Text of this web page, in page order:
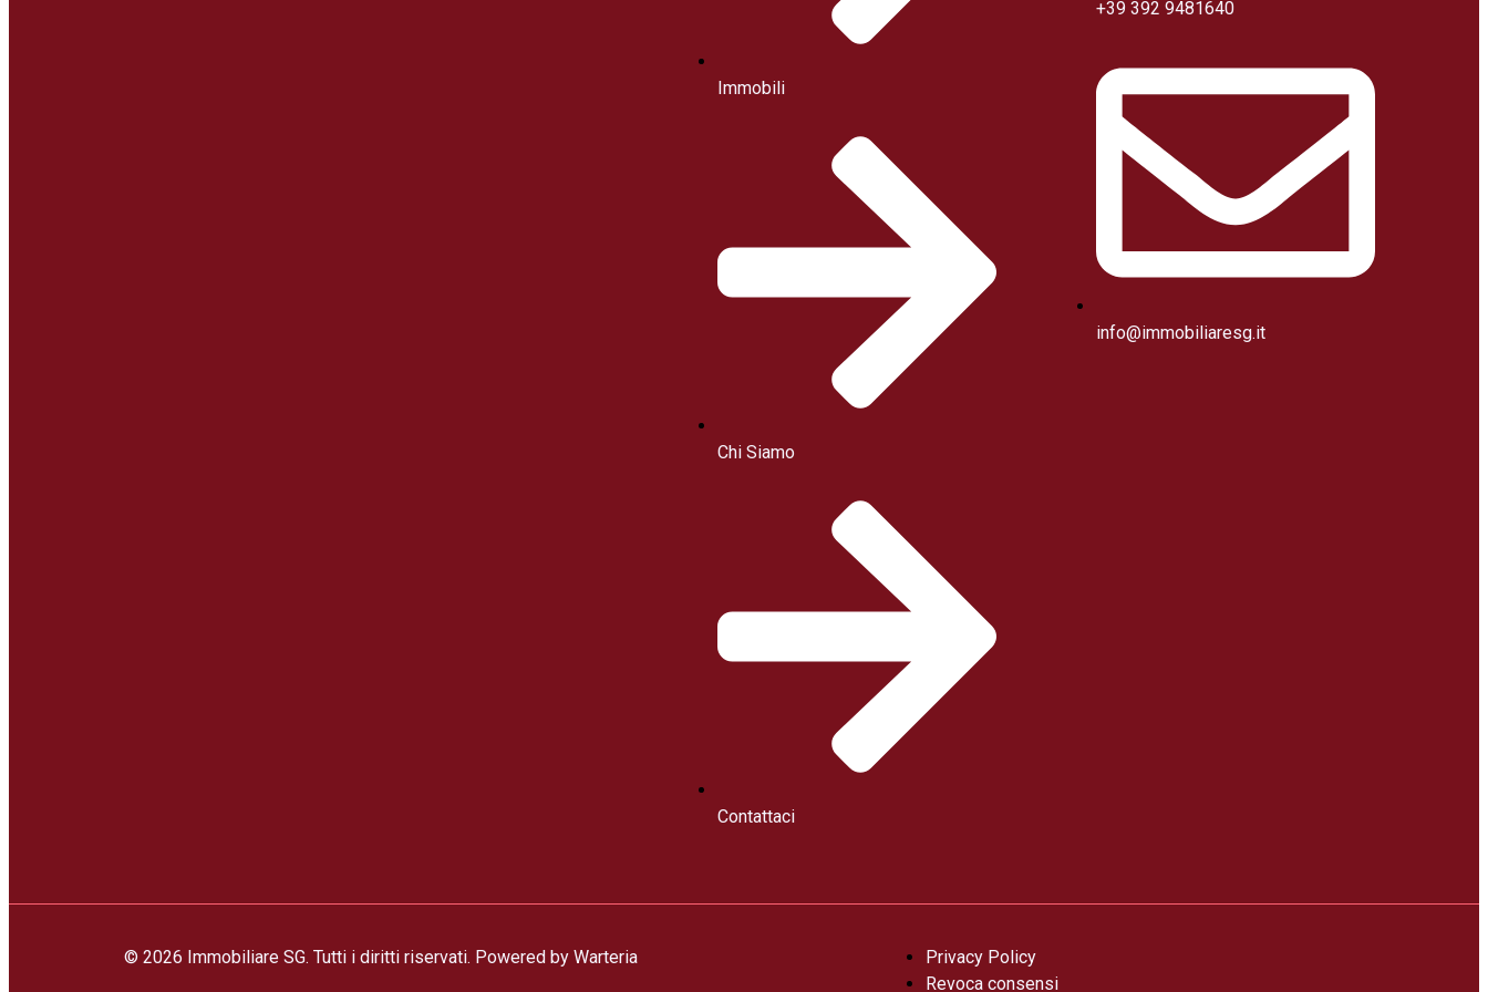
Immobili
Chi Siamo
Contattaci
+39 392 9481640
info@immobiliaresg.it
© 2026 Immobiliare SG. Tutti i diritti riservati. Powered by Warteria
Privacy Policy
Revoca consensi